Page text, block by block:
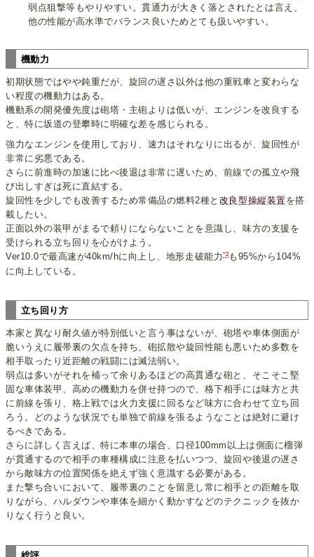
弱点狙撃等もやりやすい。貫通力が大きく落とされたとは言え、
他の性能が高水準でバランス良いためとても扱いやすい。
機動力
初期状態ではやや鈍重だが、旋回の遅さ以外は他の重戦車と変わらな
い程度の機動力はある。
機動系の開発優先度は砲塔・主砲よりは低いが、エンジンを改良する
と、特に坂道の登攀時に明確な差を感じられる。
強力なエンジンを使用しており、速力はそれなりに出るが、旋回性が
非常に劣悪である。
さらに前進時の加速に比べ後退は非常に遅いため、前線での孤立や飛
び出しすぎは死に直結する。
旋回性を少しでも改善するため常備品の燃料2種と 改良型操縦装置を搭
載したい。
正面以外の装甲がまるで頼りにならないことを意識し、味方の支援を
受けられる立ち回りを心がけよう。
Ver10.0で最高速が40km/hに向上し、地形走破能力*2も95%から104%
に向上している。
立ち回り方
本家と異なり耐久値が特別低いと言う事はないが、砲塔や車体側面が
脆いうえに履帯裏の欠点を持ち、砲拡散や旋回性能も悪いため多数を
相手取ったり近距離の戦闘には滅法弱い。
弱点は多いがそれを補って余りあるほどの高貫通な砲と、そこそこ堅
固な車体装甲、高めの機動力を併せ持つので、格下相手には味方と共
に前線を張り、格上戦では火力支援に回るなど味方に合わせて立ち回
ろう。どのような状況でも単独で前線を張るようなことは絶対に避け
るべきである。
さらに詳しく言えば、特に本車の場合、口径100mm以上は側面に榴弾
が貫通するので相手の車種構成に注意を払いつつ、旋回や後退の遅さ
から敵味方の位置関係を絶えず強く意識する必要がある。
また撃ち合いにおいて、履帯裏のことを留意し常に相手との距離を取
りながら、ハルダウンや車体を細かく動かすなどのテクニックを抜か
りなく行うと良い。